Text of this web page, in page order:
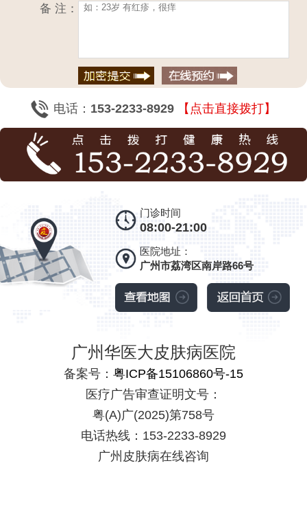
备 注：
电话： 153-2233-8929 【点击直接拨打】
门诊时间
08:00-21:00
医院地址：
广州市荔湾区南岸路66号
广州华医大皮肤病医院
备案号： 粤ICP备15106860号-15
医疗广告审查证明文号：
粤(A)广(2025)第758号
电话热线：153-2233-8929
广州皮肤病在线咨询